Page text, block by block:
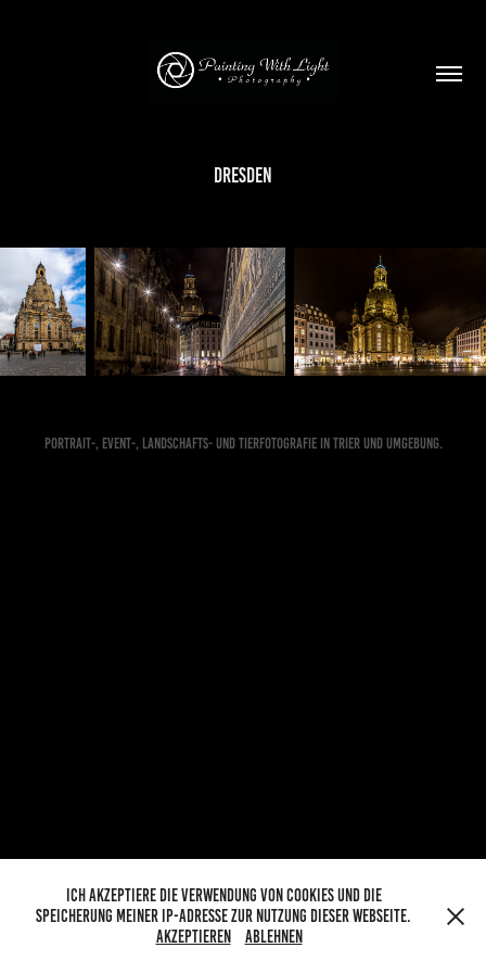
Dresden
Portrait-, Event-, Landschafts- und Tierfotografie in Trier und Umgebung.
Ich akzeptiere die Verwendung von Cookies und die
Speicherung meiner IP-Adresse zur Nutzung dieser Webseite.
Akzeptieren
Ablehnen